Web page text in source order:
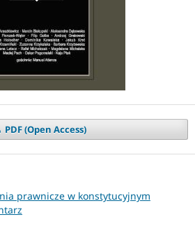
PDF (Open Access)
prawnicze w konstytucyjnym